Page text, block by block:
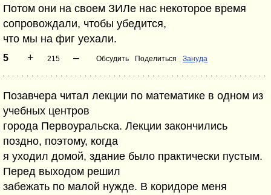
Потом они на своем ЗИЛе нас некоторое время
сопровождали, чтобы убедится,
что мы на фиг уехали.
5 + 215 – Обсудить Поделиться Зануда
Позавчера читал лекции по математике в одном из
учебных центров
города Первоуральска. Лекции закончились
поздно, поэтому, когда
я уходил домой, здание было практически пустым.
Перед выходом решил
забежать по малой нужде. В коридоре меня